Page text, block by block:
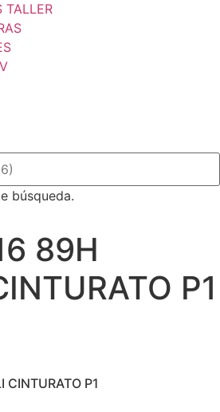
TALLER
búsqueda.
89H
P1
CINTURATO P1